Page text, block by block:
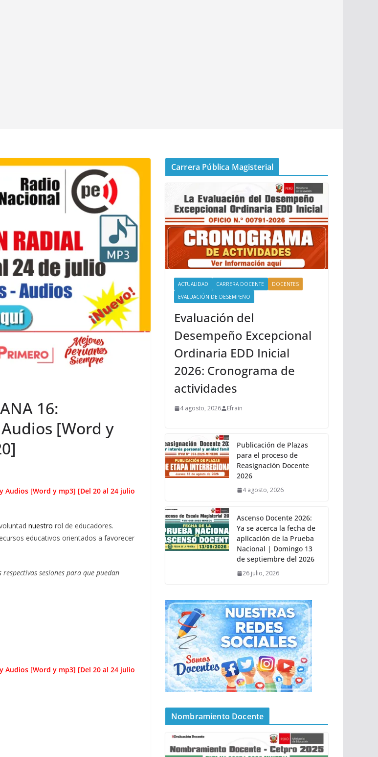
16:
Audios [Word y
y Audios [Word y mp3] [Del 20 al 24 julio
nuestro rol de educadores.
educativos orientados a favorecer
sesiones para que puedan
y Audios [Word y mp3] [Del 20 al 24 julio
Carrera Pública Magisterial
ACTUALIDAD CARRERA DOCENTE
DOCENTES
EVALUACIÓN DE DESEMPEÑO
Evaluación del
Desempeño Excepcional
Ordinaria EDD Inicial
2026: Cronograma de
actividades
4 agosto, 2026 Efrain
Publicación de Plazas
para el proceso de
Reasignación Docente
2026
4 agosto, 2026
Ascenso Docente 2026:
Ya se acerca la fecha de
aplicación de la Prueba
Nacional | Domingo 13
de septiembre del 2026
26 julio, 2026
Nombramiento Docente